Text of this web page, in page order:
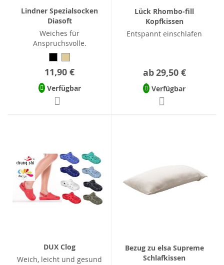
Lindner Spezialsocken
Diasoft
Weiches für
Anspruchsvolle.
11,90 €
Verfügbar
Lück Rhombo-fill
Kopfkissen
Entspannt einschlafen
ab29,50 €
Verfügbar
DUX Clog
Weich, leicht und gesund
Bezug zu elsa Supreme
Schlafkissen